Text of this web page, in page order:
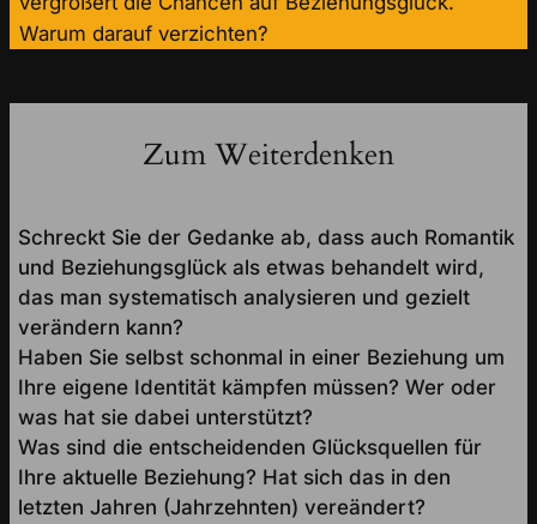
Warum darauf verzichten?
Zum Weiterdenken
Schreckt Sie der Gedanke ab, dass auch Romantik
und Beziehungsglück als etwas behandelt wird,
das man systematisch analysieren und gezielt
verändern kann?
Haben Sie selbst schonmal in einer Beziehung um
Ihre eigene Identität kämpfen müssen? Wer oder
was hat sie dabei unterstützt?
Was sind die entscheidenden Glücksquellen für
Ihre aktuelle Beziehung? Hat sich das in den
letzten Jahren (Jahrzehnten) vereändert?